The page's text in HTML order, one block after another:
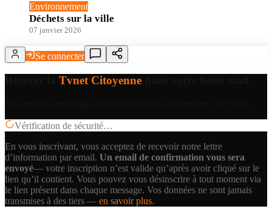
Environnement
Déchets sur la ville
07 janvier 2026
Se connecter
Tvnet Citoyenne
Vérification de sécurité…
En vous inscrivant, vous acceptez de recevoir notre lettre
d’information par email. Un email de confirmation vous sera
envoyé— votre inscription n’est valide qu’après avoir cliqué sur le
lien qu’il contient. Vous pouvez vous désinscrire à tout moment via
le lien présent dans chaque message. Vos données ne sont jamais
transmises à des tiers — en savoir plus.